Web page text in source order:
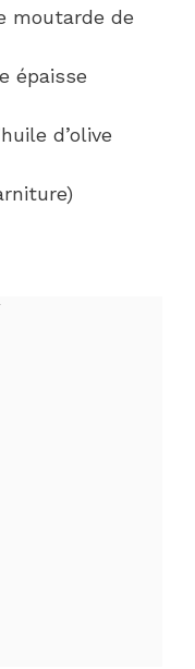
moutarde de
épaisse
d’olive